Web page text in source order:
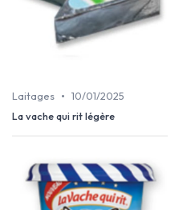
Laitages • 10/01/2025
La vache qui rit légère